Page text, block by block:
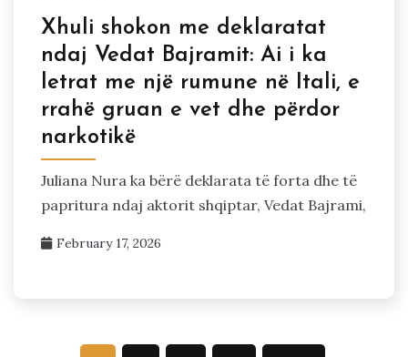
Xhuli shokon me deklaratat
ndaj Vedat Bajramit: Ai i ka
letrat me një rumune në Itali, e
rrahë gruan e vet dhe përdor
narkotikë
Juliana Nura ka bërë deklarata të forta dhe të
papritura ndaj aktorit shqiptar, Vedat Bajrami,
February 17, 2026